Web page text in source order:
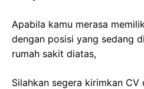
Apabila kamu merasa
dengan posisi yang sedang
rumah sakit diatas,
Silahkan segera kirimkan CV